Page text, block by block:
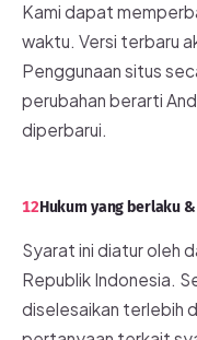
Kami dapat
waktu. Versi terbaru
Penggunaan situs
perubahan berarti
diperbarui.
12Hukum yang berlaku
Syarat ini diatur oleh
Republik Indonesia.
diselesaikan terlebih